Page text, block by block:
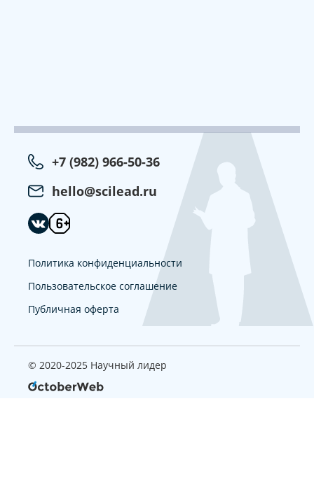
+7 (982) 966-50-36
hello@scilead.ru
Политика конфиденциальности
Пользовательское соглашение
Публичная оферта
© 2020-2025 Научный лидер